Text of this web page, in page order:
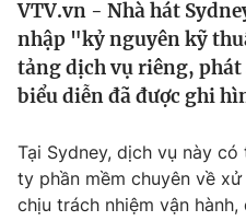
Tin tức
Thế giới đó đây
Kinh tế
Thị trường
Góc doanh nghiệp
Truyền hình
VTV.vn - Nhà hát
nhập "kỷ nguyên kỹ
tảng dịch vụ riêng,
biểu diễn đã được ghi
Tại Sydney, dịch vụ này có
ty phần mềm chuyên về
chịu trách nhiệm vận